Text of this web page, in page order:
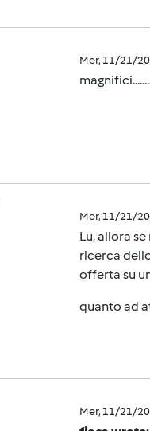
Mer, 11/21/
Mer, 11/21/
Lu, allora
ricerca
offerta su
quanto ad
Mer, 11/21/